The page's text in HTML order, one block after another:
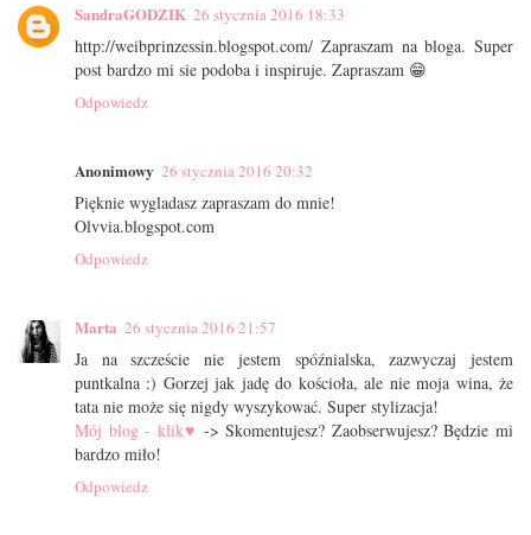
SandraGODZIK 26 stycznia 2016 18:33
http://weibprinzessin.blogspot.com/ Zapraszam na bloga. Super
post bardzo mi sie podoba i inspiruje. Zapraszam 😁
Odpowiedz
Anonimowy 26 stycznia 2016 20:32
Pięknie wygladasz zapraszam do mnie!
Olvvia.blogspot.com
Odpowiedz
Marta 26 stycznia 2016 21:57
Ja na szczeście nie jestem spóźnialska, zazwyczaj jestem
puntkalna :) Gorzej jak jadę do kościoła, ale nie moja wina, że
tata nie może się nigdy wyszykować. Super stylizacja!
Mój blog - klik♥ -> Skomentujesz? Zaobserwujesz? Będzie mi
bardzo miło!
Odpowiedz